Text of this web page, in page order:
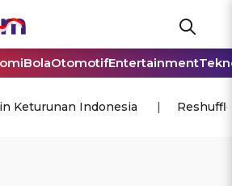
BolaOtomotifEntertainment
Keturunan Indonesia